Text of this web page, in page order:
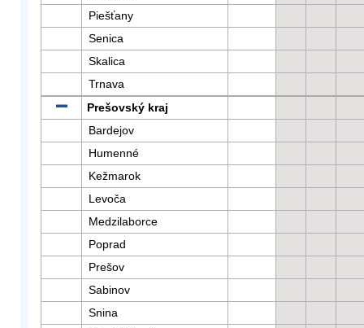
Piešťany
Senica
Skalica
Trnava
Prešovský kraj
Bardejov
Humenné
Kežmarok
Levoča
Medzilaborce
Poprad
Prešov
Sabinov
Snina